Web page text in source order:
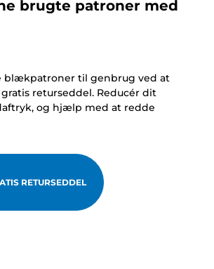
brugte patroner med
blækpatroner til genbrug ved at
returseddel. Reducér dit
og hjælp med at redde
RETURSEDDEL